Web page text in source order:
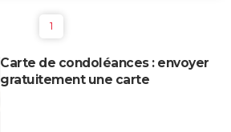
1
Carte de condoléances : envoyer
gratuitement une carte